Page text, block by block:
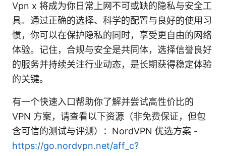
Vpn x 将成为你日常上网不可或缺的隐私与安全工
具。通过正确的选择、科学的配置与良好的使用习
惯，你可以在保护隐私的同时，享受更自由的网络
体验。记住，合规与安全是共同体，选择信誉良好
的服务并持续关注行业动态，是长期获得稳定体验
的关键。
有一个快速入口帮助你了解并尝试高性价比的
VPN 方案，请查看以下资源（非免费保证，但包
含可信的测试与评测）：NordVPN 优选方案 -
https://go.nordvpn.net/aff_c?